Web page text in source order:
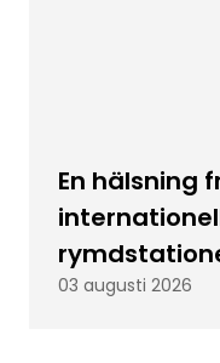
En hälsning
03 augusti 2026